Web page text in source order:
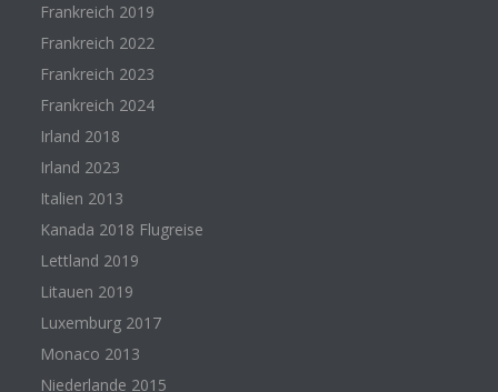
Frankreich 2019
Frankreich 2022
Frankreich 2023
Frankreich 2024
Irland 2018
Irland 2023
Italien 2013
Kanada 2018 Flugreise
Lettland 2019
Litauen 2019
Luxemburg 2017
Monaco 2013
Niederlande 2015